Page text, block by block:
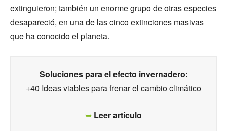
extinguieron; también un enorme grupo de otras especies
desapareció, en una de las cinco extinciones masivas
que ha conocido el planeta.
Soluciones para el efecto invernadero:
+40 Ideas viables para frenar el cambio climático
➥ Leer artículo